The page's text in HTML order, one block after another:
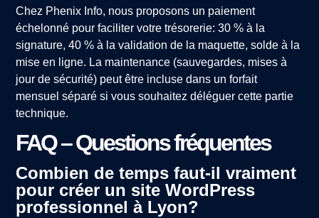
Chez Phenix Info, nous proposons un paiement
échelonné pour faciliter votre trésorerie: 30 % à la
signature, 40 % à la validation de la maquette, solde à la
mise en ligne. La maintenance (sauvegardes, mises à
jour de sécurité) peut être incluse dans un forfait
mensuel séparé si vous souhaitez déléguer cette partie
technique.
FAQ – Questions fréquentes
Combien de temps faut-il vraiment
pour créer un site WordPress
professionnel à Lyon?